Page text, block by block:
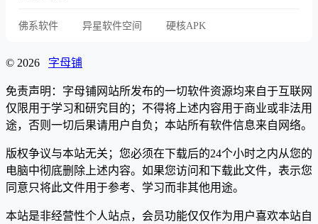
佛系软件 异星软件空间 硬核APK
© 2026 字母铺
免责声明：字母铺网站所发布的一切软件资源均来自于互联网
仅限用于学习和研究目的；不得将上述内容用于商业或非法用
途，否则一切后果请用户自负；本站所有软件信息来自网络。
版权争议与本站无关；您必须在下载后的24个小时之内从您的
电脑中彻底删除上述内容。如果您访问和下载此文件，表示您
同意只将此文件用于参考、学习而非其他用途。
本站是非经营性个人站点，会员功能仅仅作为用户喜欢本站自